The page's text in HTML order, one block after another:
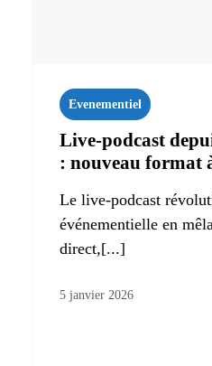
Evenementiel
Live‑podcast
: nouveau format
Le live-podcast
événementielle en
direct,[...]
5 janvier 2026